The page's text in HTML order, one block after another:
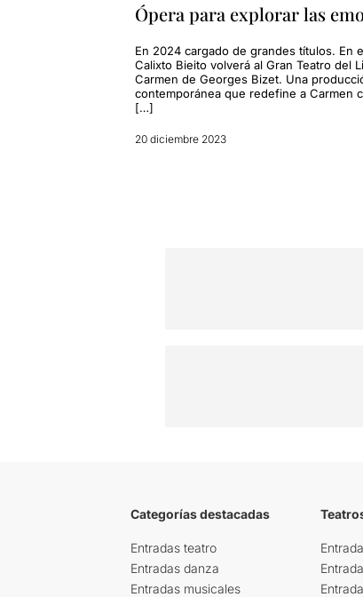
Ópera para explorar las
En 2024 cargado de grandes títulos. En
Calixto Bieito volverá al Gran Teatro del
Carmen de Georges Bizet. Una
contemporánea que redefine a Carmen
[…]
20 diciembre 2023
Categorías destacadas
Entradas teatro
Entradas danza
Entradas musicales